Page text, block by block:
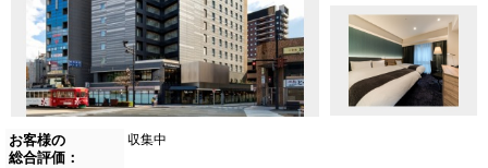
お客様の
総合評価：
収集中